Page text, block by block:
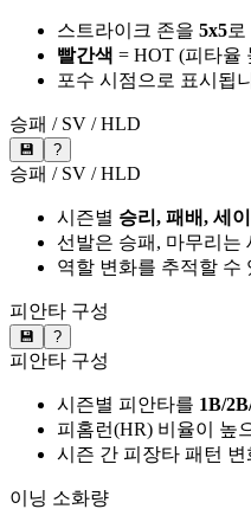
스트라이크 존을 5x5로
빨간색 = HOT (피타율
포수 시점으로 표시됩
승패 / SV / HLD
💾 ?
승패 / SV / HLD
시즌별 승리, 패배, 세
선발은 승패, 마무리는
역할 변화를 추적할 수
피안타 구성
💾 ?
피안타 구성
시즌별 피안타를 1B/
피홈런(HR) 비율이 높
시즌 간 피장타 패턴
이닝 소화량